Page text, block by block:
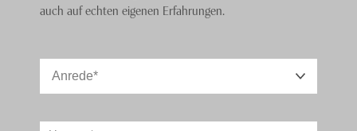
auch auf echten eigenen Erfahrungen.